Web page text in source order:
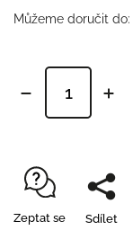
Můžeme doručit do:
Zeptat se Sdílet